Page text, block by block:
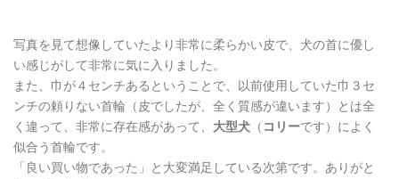
写真を見て想像していたより非常に柔らかい皮で、犬の首に優し
い感じがして非常に気に入りました。
また、巾が４センチあるということで、以前使用していた巾３セ
ンチの頼りない首輪（皮でしたが、全く質感が違います）とは全
く違って、非常に存在感があって、 大型犬 （ コリーです）によく
似合う首輪です。
「良い買い物であった」と大変満足している次第です。ありがと